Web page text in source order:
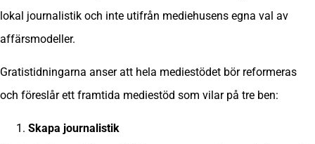
lokal journalistik och inte utifrån mediehusens egna val av
affärsmodeller.
Gratistidningarna anser att hela mediestödet bör reformeras
och föreslår ett framtida mediestöd som vilar på tre ben:
Skapa journalistik